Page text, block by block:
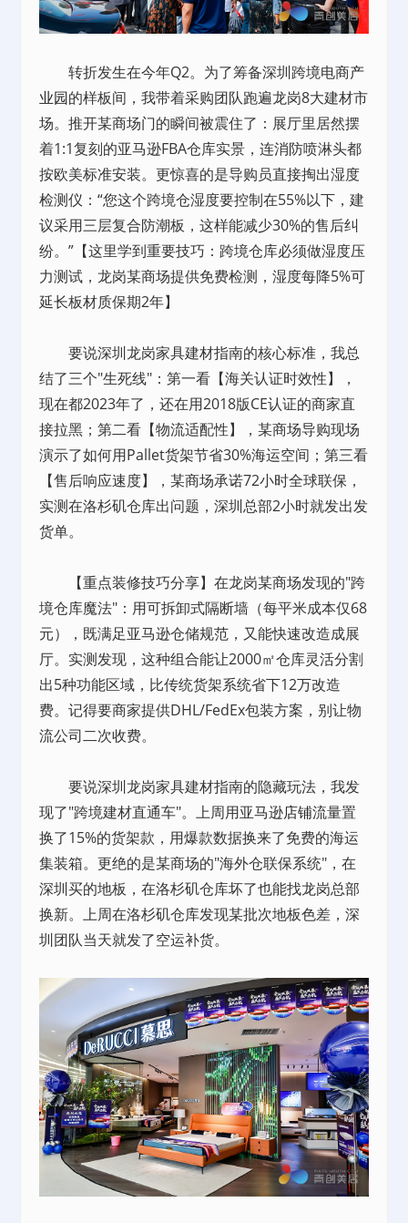
转折发生在今年Q2。为了筹备深圳跨境电商产
业园的样板间，我带着采购团队跑遍龙岗8大建材市
场。推开某商场门的瞬间被震住了：展厅里居然摆
着1:1复刻的亚马逊FBA仓库实景，连消防喷淋头都
按欧美标准安装。更惊喜的是导购员直接掏出湿度
检测仪：“您这个跨境仓湿度要控制在55%以下，建
议采用三层复合防潮板，这样能减少30%的售后纠
纷。”【这里学到重要技巧：跨境仓库必须做湿度压
力测试，龙岗某商场提供免费检测，湿度每降5%可
延长板材质保期2年】
要说深圳龙岗家具建材指南的核心标准，我总
结了三个"生死线"：第一看【海关认证时效性】，
现在都2023年了，还在用2018版CE认证的商家直
接拉黑；第二看【物流适配性】，某商场导购现场
演示了如何用Pallet货架节省30%海运空间；第三看
【售后响应速度】，某商场承诺72小时全球联保，
实测在洛杉矶仓库出问题，深圳总部2小时就发出发
货单。
【重点装修技巧分享】在龙岗某商场发现的"跨
境仓库魔法"：用可拆卸式隔断墙（每平米成本仅68
元），既满足亚马逊仓储规范，又能快速改造成展
厅。实测发现，这种组合能让2000㎡仓库灵活分割
出5种功能区域，比传统货架系统省下12万改造
费。记得要商家提供DHL/FedEx包装方案，别让物
流公司二次收费。
要说深圳龙岗家具建材指南的隐藏玩法，我发
现了"跨境建材直通车"。上周用亚马逊店铺流量置
换了15%的货架款，用爆款数据换来了免费的海运
集装箱。更绝的是某商场的"海外仓联保系统"，在
深圳买的地板，在洛杉矶仓库坏了也能找龙岗总部
换新。上周在洛杉矶仓库发现某批次地板色差，深
圳团队当天就发了空运补货。